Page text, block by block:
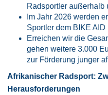
Radsportler außerhalb
Im Jahr 2026 werden
Sportler dem BIKE
Erreichen wir die
gehen weitere 3.000
zur Förderung junger
Afrikanischer Radsport:
Herausforderungen